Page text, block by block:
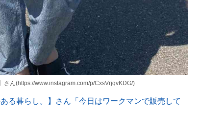
ん(https://www.instagram.com/p/CxsVrjqvKDG/)
る暮らし。】さん「今日はワークマンで販売して